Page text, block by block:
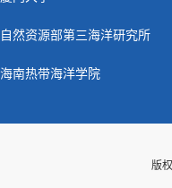
自然资源部第三海洋研究所
海南热带海洋学院
版